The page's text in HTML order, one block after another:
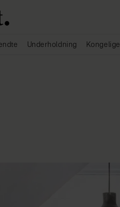
Underholdning Kongelige